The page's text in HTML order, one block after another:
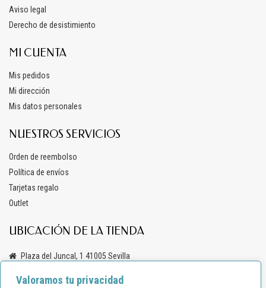
Valoramos tu privacidad
Aviso legal
Derecho de desistimiento
MI CUENTA
Mis pedidos
Mi dirección
Mis datos personales
NUESTROS SERVICIOS
Orden de reembolso
Política de envíos
Tarjetas regalo
Outlet
UBICACIÓN DE LA TIENDA
Plaza del Juncal, 1 41005 Sevilla